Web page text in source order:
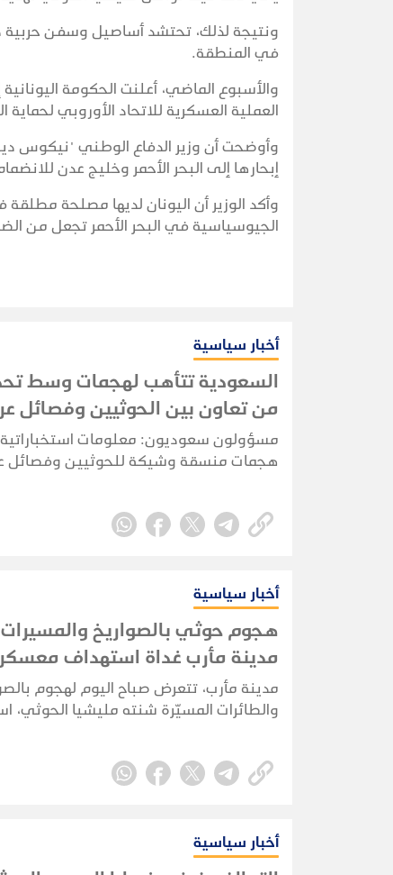
ونتيجة لذلك، تحتشد أساصيل وسفن حربية
في المنطقة.
والأسبوع الماضي، أعلنت الحكومة
العملية العسكرية للاتحاد الأوروبي
وأوضحت أن وزير الدفاع الوطني "نيكوس
إبحارها إلى البحر الأحمر وخليج عدن
وأكد الوزير أن اليونان لديها مصلحة
الجيوسياسية في البحر الأحمر تجعل من
أخبار سياسية
السعودية تتأهب لهجمات وسط
من تعاون بين الحوثيين وفصائل
مسؤولون سعوديون: معلومات
هجمات منسقة وشيكة للحوثيين وفصائل
أخبار سياسية
هجوم حوثي بالصواريخ
مدينة مأرب غداة استهداف
حكومية
مدينة مأرب، تتعرض صباح اليوم لهجوم
والطائرات المسيّرة شنته مليشيا الحوثي،
أخبار سياسية